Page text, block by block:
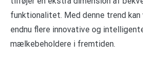
funktionalitet. Med denne trend
endnu flere innovative og
mælkebeholdere i fremtiden.